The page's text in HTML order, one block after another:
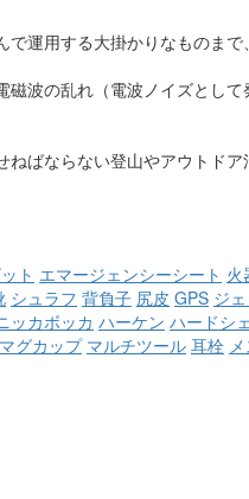
運用する大掛かりなものまで
波の乱れ（電波ノイズとし
ばならない登山やアウト
ト エマージェンシーシート 火
シュラフ 背負子 尻皮 GPS ジ
ッカボッカ ハーケン ハードシ
マグカップ マルチツール 耳栓